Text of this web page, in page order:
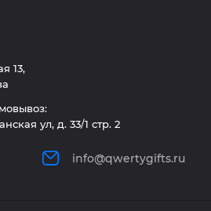
13,
ул, д. 33/1 стр. 2
info@qwertygifts.ru